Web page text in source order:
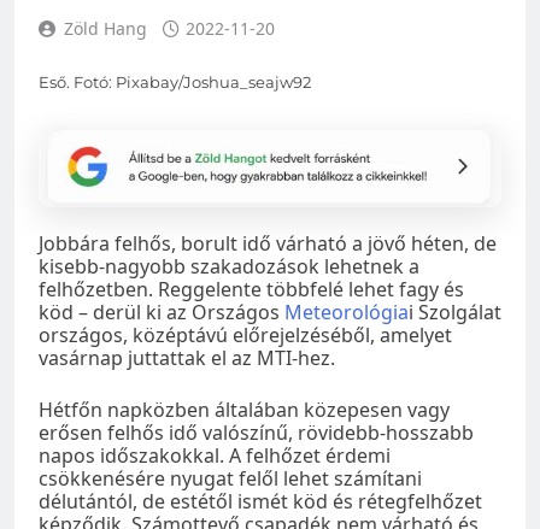
Zöld Hang 2022-11-20
Eső. Fotó: Pixabay/Joshua_seajw92
Jobbára felhős, borult idő várható a jövő héten, de
kisebb-nagyobb szakadozások lehetnek a
felhőzetben. Reggelente többfelé lehet fagy és
köd – derül ki az Országos Meteorológiai Szolgálat
országos, középtávú előrejelzéséből, amelyet
vasárnap juttattak el az MTI-hez.
Hétfőn napközben általában közepesen vagy
erősen felhős idő valószínű, rövidebb-hosszabb
napos időszakokkal. A felhőzet érdemi
csökkenésére nyugat felől lehet számítani
délutántól, de estétől ismét köd és rétegfelhőzet